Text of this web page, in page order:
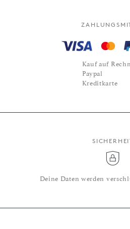
Kauf auf
Paypal
Kreditkarte
Deine Daten werden